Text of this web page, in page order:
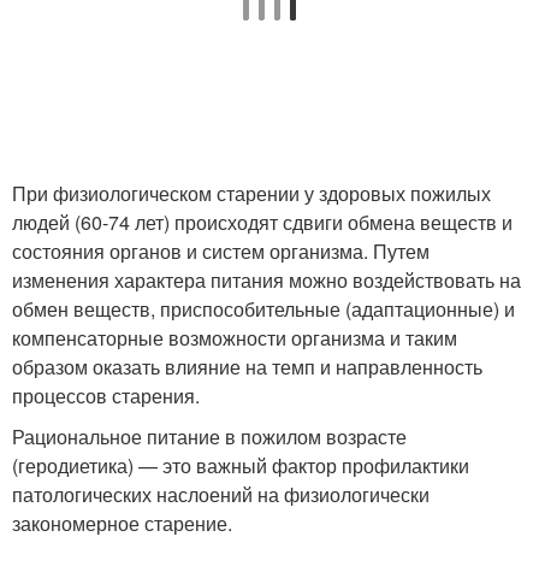
При физиологическом старении у здоровых пожилых
людей (60-74 лет) происходят сдвиги обмена веществ и
состояния органов и систем организма. Путем
изменения характера питания можно воздействовать на
обмен веществ, приспособительные (адаптационные) и
компенсаторные возможности организма и таким
образом оказать влияние на темп и направленность
процессов старения.
Рациональное питание в пожилом возрасте
(геродиетика) — это важный фактор профилактики
патологических наслоений на физиологически
закономерное старение.